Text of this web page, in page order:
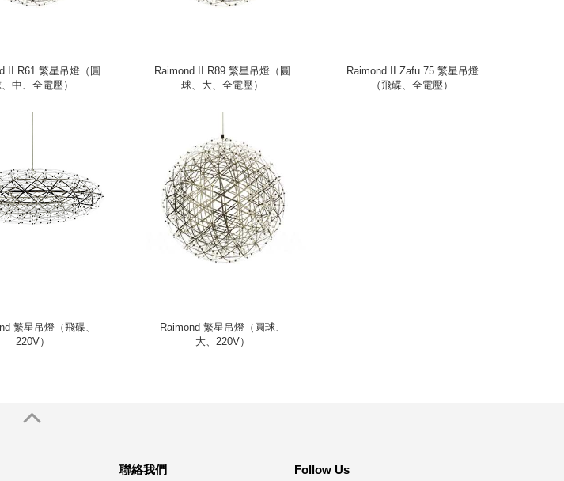
II R61 繁星吊燈（圓
中、全電壓）
Raimond II R89 繁星吊燈（圓
球、大、全電壓）
Raimond II Zafu 75 繁星吊燈
（飛碟、全電壓）
繁星吊燈（飛碟、
220V）
Raimond 繁星吊燈（圓球、
大、220V）
聯絡我們 Follow Us